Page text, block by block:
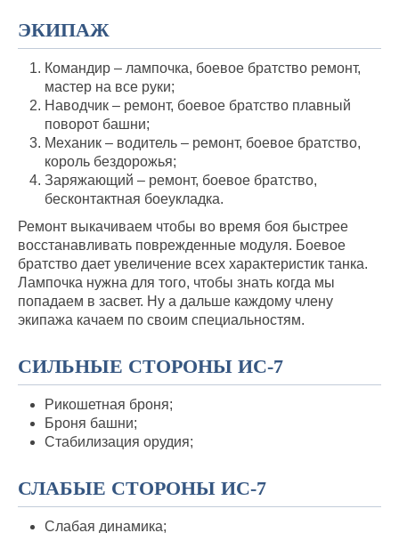
ЭКИПАЖ
Командир – лампочка, боевое братство ремонт,
мастер на все руки;
Наводчик – ремонт, боевое братство плавный
поворот башни;
Механик – водитель – ремонт, боевое братство,
король бездорожья;
Заряжающий – ремонт, боевое братство,
бесконтактная боеукладка.
Ремонт выкачиваем чтобы во время боя быстрее
восстанавливать поврежденные модуля. Боевое
братство дает увеличение всех характеристик танка.
Лампочка нужна для того, чтобы знать когда мы
попадаем в засвет. Ну а дальше каждому члену
экипажа качаем по своим специальностям.
СИЛЬНЫЕ СТОРОНЫ ИС-7
Рикошетная броня;
Броня башни;
Стабилизация орудия;
СЛАБЫЕ СТОРОНЫ ИС-7
Слабая динамика;